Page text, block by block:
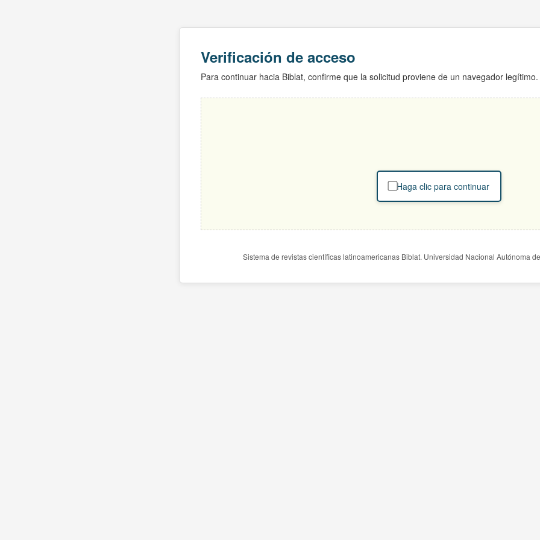
Verificación de acceso
Para continuar hacia Biblat, confirme que la solicitud proviene de un navegador legítimo.
Haga clic para continuar
Sistema de revistas científicas latinoamericanas Biblat. Universidad Nacional Autónoma